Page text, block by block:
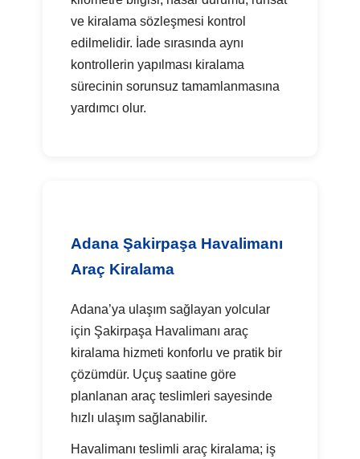
ve kiralama sözleşmesi kontrol
edilmelidir. İade sırasında aynı
kontrollerin yapılması kiralama
sürecinin sorunsuz tamamlanmasına
yardımcı olur.
Adana Şakirpaşa Havalimanı
Araç Kiralama
Adana’ya ulaşım sağlayan yolcular
için Şakirpaşa Havalimanı araç
kiralama hizmeti konforlu ve pratik bir
çözümdür. Uçuş saatine göre
planlanan araç teslimleri sayesinde
hızlı ulaşım sağlanabilir.
Havalimanı teslimli araç kiralama; iş